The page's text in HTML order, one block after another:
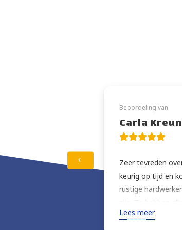
Beoordeling van
Carla
Zeer tevreden
keurig op tijd en
rustige
zijn. Ze hebben
ook nog eens
Lees meer